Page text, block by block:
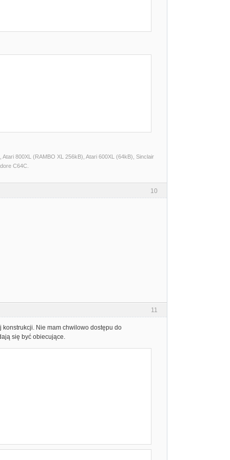
800XL (RAMBO XL 256kB), Atari 600XL (64kB), Sinclair
C64C.
10
11
konstrukcji. Nie mam chwilowo dostępu do
się być obiecujące.